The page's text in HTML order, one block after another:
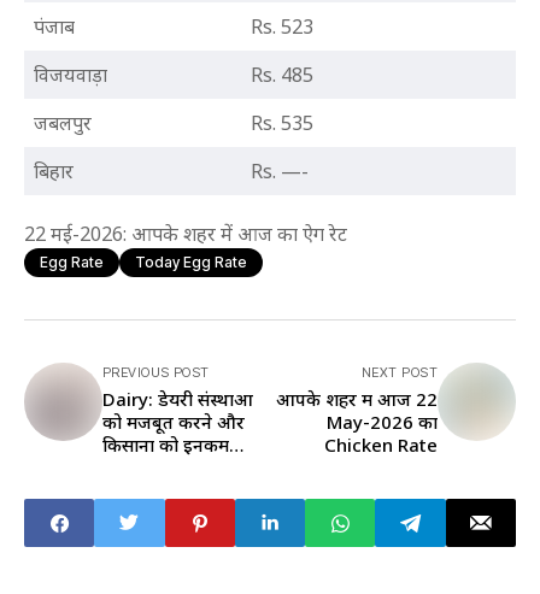
पंजाब
Rs. 523
विजयवाड़ा
Rs. 485
जबलपुर
Rs. 535
बिहार
Rs. —-
22 मई-2026: आपके शहर में आज का ऐग रेट
Egg Rate Today Egg Rate
PREVIOUS POST
Dairy: डेयरी संस्थाओं
को मजबूत करने और
किसानों को इनकम
NDDB
NEXT POST
आपके शहर में आज 22
May-2026 का
Chicken Rate